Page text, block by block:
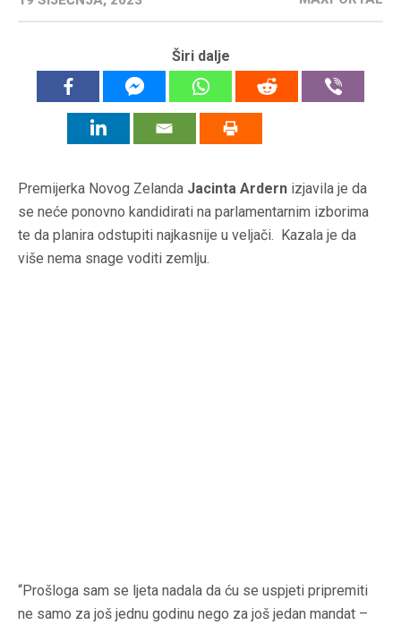
Širi dalje
Premijerka Novog Zelanda Jacinta Ardern izjavila je da
se neće ponovno kandidirati na parlamentarnim izborima
te da planira odstupiti najkasnije u veljači. Kazala je da
više nema snage voditi zemlju.
“Prošloga sam se ljeta nadala da ću se uspjeti pripremiti
ne samo za još jednu godinu nego za još jedan mandat –